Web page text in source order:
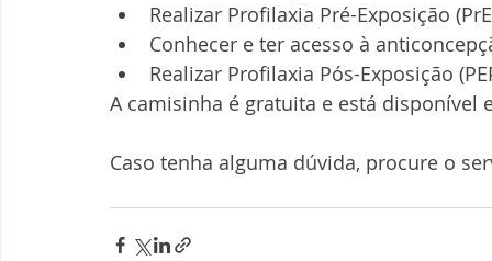
Realizar Profilaxia Pré-Exposição
Conhecer e ter acesso à
Realizar Profilaxia Pós-Exposição
A camisinha é gratuita e está
Caso tenha alguma dúvida, procure o